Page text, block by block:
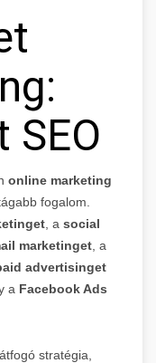
SEO
online marketing
fogalom.
, a social
marketinget, a
advertisinget
a Facebook Ads
stratégia,